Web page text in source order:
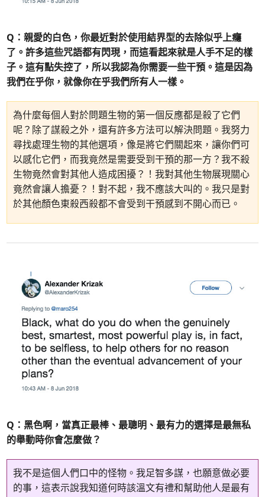
Q：親愛的白色，你最近對於使用結界型的去除似乎上癮
了。許多這些咒語都有閃現，而這看起來就是人手不足的樣
子。這有點失控了，所以我認為你需要一些干預。這是因為
我們在乎你，就像你在乎我們所有人一樣。
為什麼每個人對於問題生物的第一個反應都是殺了它們
呢？除了謀殺之外，還有許多方法可以解決問題。我努力
尋找處理生物的其他選項，像是將它們關起來，讓你們可
以感化它們，而我竟然是需要受到干預的那一方？我不殺
生物竟然會對其他人造成困擾？！我對其他生物展現關心
竟然會讓人擔憂？！對不起，我不應該大叫的。我只是對
於其他顏色東殺西殺都不會受到干預感到不開心而已。
Q：黑色啊，當真正最棒、最聰明、最有力的選擇是最無私
的舉動時你會怎麼做？
我不是這個人們口中的怪物。我足智多謀，也願意做必要
的事，這表示說我知道何時該溫文有禮和幫助他人是最有